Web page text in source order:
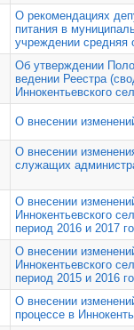
О рекомендациях
питания в
учреждении средняя
Об утверждении
ведении Реестра
Иннокентьевского
О внесении
О внесении
служащих
О внесении
Иннокентьевского
период 2016 и 2017
О внесении
Иннокентьевского
период 2015 и 2016
О внесении
процессе в